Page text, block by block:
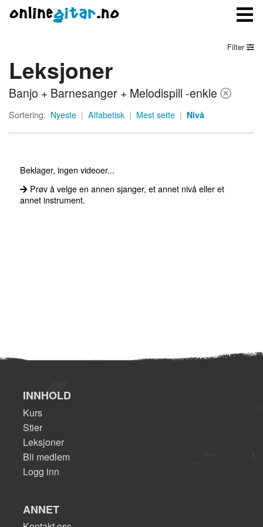
Meny
Logg inn
Filter
Leksjoner
Banjo + Barnesanger + Melodispill -enkle
Sortering: Nyeste | Alfabetisk | Mest sette | Nivå
Beklager, ingen videoer...
Prøv å velge en annen sjanger, et annet nivå eller et
annet instrument.
INNHOLD
Kurs
Stier
Leksjoner
Bli medlem
Logg inn
ANNET